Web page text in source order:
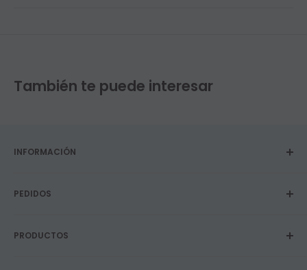
También te puede interesar
INFORMACIÓN
Privacidad y Política de cookies
Contacto
PEDIDOS
Devoluciones y garantías
PRODUCTOS